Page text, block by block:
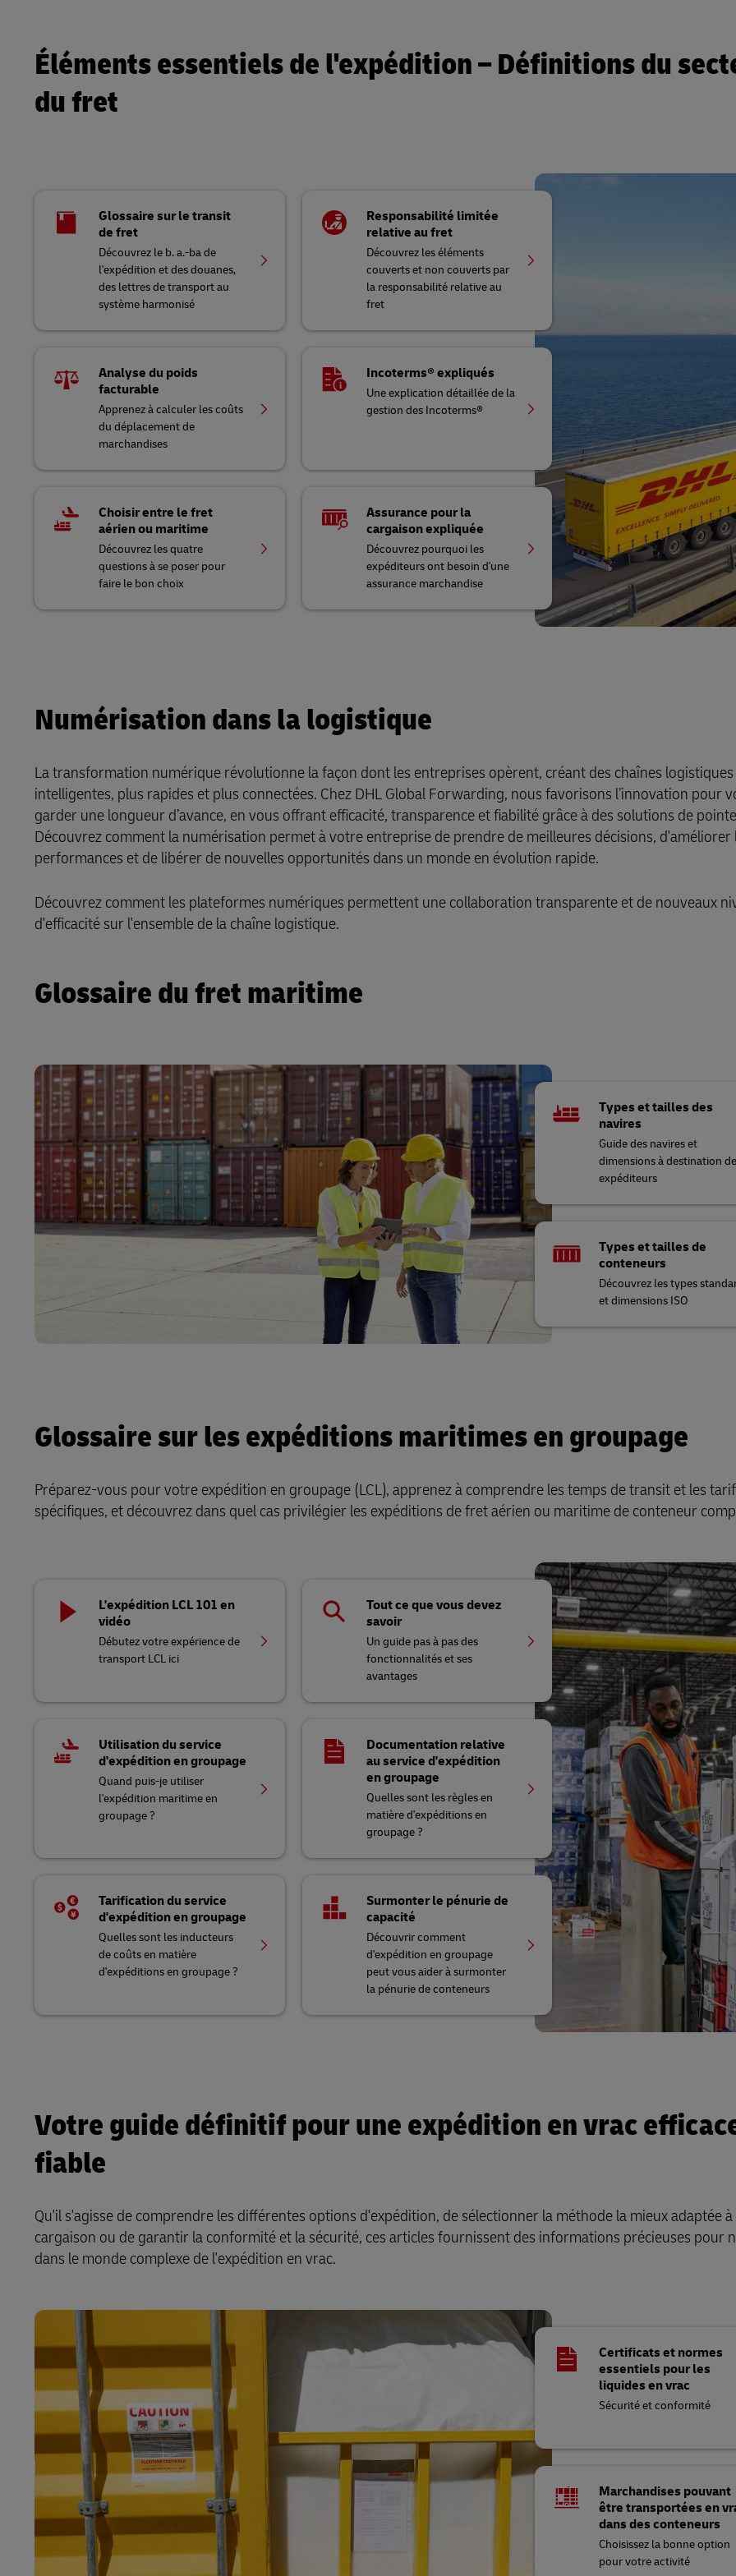
Éléments essentiels de l'expédition – Définitions du
du fret
Glossaire sur le transit
de fret
Découvrez le b. a.-ba de
l'expédition et des douanes,
des lettres de transport au
système harmonisé
Responsabilité limitée
relative au fret
Découvrez les éléments
couverts et non couverts par
la responsabilité relative au
fret
Analyse du poids
facturable
Apprenez à calculer les coûts
du déplacement de
marchandises
Incoterms® expliqués
Une explication détaillée de la
gestion des Incoterms®
Choisir entre le fret
aérien ou maritime
Découvrez les quatre
questions à se poser pour
faire le bon choix
Assurance pour la
cargaison expliquée
Découvrez pourquoi les
expéditeurs ont besoin d'une
assurance marchandise
Numérisation dans la logistique
La transformation numérique révolutionne la façon dont les entreprises opèrent, créant des chaînes
intelligentes, plus rapides et plus connectées. Chez DHL Global Forwarding, nous favorisons l’innovation pour
garder une longueur d’avance, en vous offrant efficacité, transparence et fiabilité grâce à des solutions de
Découvrez comment la numérisation permet à votre entreprise de prendre de meilleures décisions, d'améliorer
performances et de libérer de nouvelles opportunités dans un monde en évolution rapide.
Découvrez comment les plateformes numériques permettent une collaboration transparente et de nouveaux
d'efficacité sur l'ensemble de la chaîne logistique.
Glossaire du fret maritime
Types et tailles des
navires
Guide des navires et
dimensions à destination
expéditeurs
Types et tailles de
conteneurs
Découvrez les types
et dimensions ISO
Glossaire sur les expéditions maritimes en groupage
Préparez-vous pour votre expédition en groupage (LCL), apprenez à comprendre les temps de transit et les
spécifiques, et découvrez dans quel cas privilégier les expéditions de fret aérien ou maritime de conteneur
L'expédition LCL 101 en
vidéo
Débutez votre expérience de
transport LCL ici
Tout ce que vous devez
savoir
Un guide pas à pas des
fonctionnalités et ses
avantages
Utilisation du service
d'expédition en groupage
Quand puis-je utiliser
l'expédition maritime en
groupage ?
Documentation relative
au service d'expédition
en groupage
Quelles sont les règles en
matière d'expéditions en
groupage ?
Tarification du service
d'expédition en groupage
Quelles sont les inducteurs
de coûts en matière
d'expéditions en groupage ?
Surmonter le pénurie de
capacité
Découvrir comment
d'expédition en groupage
peut vous aider à surmonter
la pénurie de conteneurs
Votre guide définitif pour une expédition en vrac
fiable
Qu'il s'agisse de comprendre les différentes options d'expédition, de sélectionner la méthode la mieux adaptée
cargaison ou de garantir la conformité et la sécurité, ces articles fournissent des informations précieuses pour
dans le monde complexe de l'expédition en vrac.
Certificats et normes
essentiels pour les
liquides en vrac
Sécurité et conformité
Marchandises pouvant
être transportées en
dans des conteneurs
Choisissez la bonne option
pour votre activité